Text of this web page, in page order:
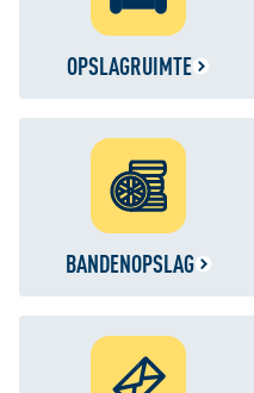
OPSLAGRUIMTE
BANDENOPSLAG